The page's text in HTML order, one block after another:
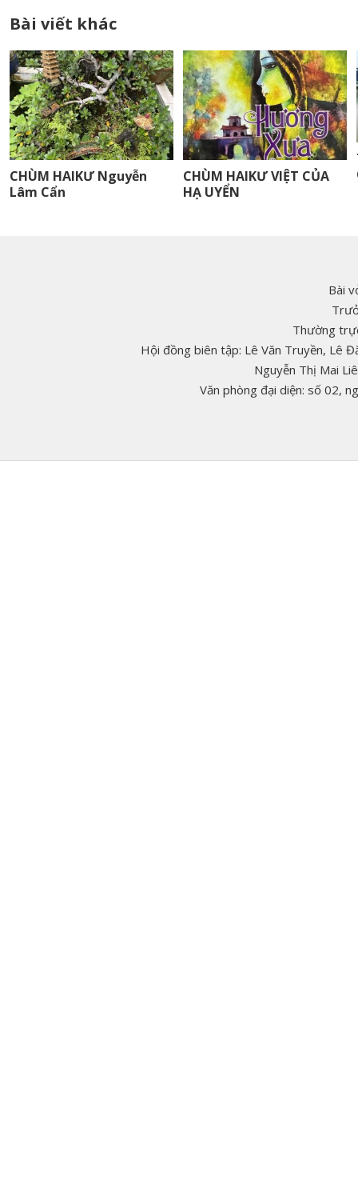
Bài viết khác
CHÙM HAIKƯ Nguyễn
Lâm Cẩn
CHÙM HAIKƯ VIỆT CỦA
HẠ UYỂN
Bài
Thường
Hội đồng biên tập: Lê Văn Truyền, Lê
Nguyễn Thị Mai
Văn phòng đại diện: số 02,